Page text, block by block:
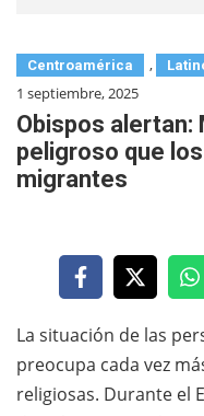
Centroamérica ,
1 septiembre, 2025
Obispos alertan:
peligroso que
migrantes
La situación de las
preocupa cada vez
religiosas. Durante el